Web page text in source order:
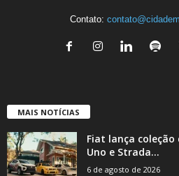
Contato:
MAIS NOTÍCIAS
Fiat lança
Uno e Strada...
6 de agosto de 2026